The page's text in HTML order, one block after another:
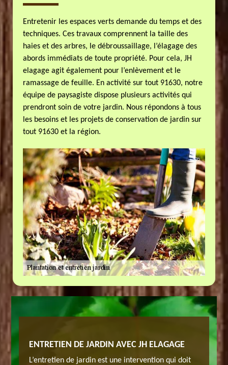
Entretenir les espaces verts demande du temps et des
techniques. Ces travaux comprennent la taille des
haies et des arbres, le débroussaillage, l’élagage des
abords immédiats de toute propriété. Pour cela, JH
elagage agit également pour l’enlèvement et le
ramassage de feuille. En activité sur tout 91630, notre
équipe de paysagiste dispose plusieurs activités qui
prendront soin de votre jardin. Nous répondons à tous
les besoins et les projets de conservation de jardin sur
tout 91630 et la région.
ENTRETIEN DE JARDIN AVEC JH ELAGAGE
L’entretien de jardin est une intervention qui doit
À